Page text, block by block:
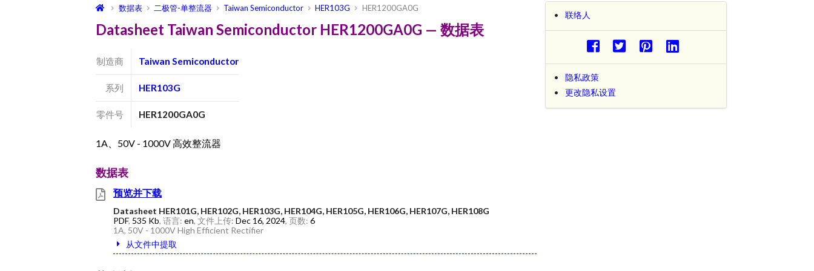
数据表 二极管-单整流器 Taiwan Semiconductor HER103G HER1200GA0G
Datasheet Taiwan Semiconductor HER1200GA0G — 数据表
制造商 Taiwan Semiconductor
系列 HER103G
零件号 HER1200GA0G
1A、50V - 1000V 高效整流器
数据表
预览并下载
Datasheet HER101G, HER102G, HER103G, HER104G, HER105G, HER106G, HER107G, HER108G
PDF, 535 Kb, 语言: en, 文件上传: Dec 16, 2024, 页数: 6
1A, 50V - 1000V High Efficient Rectifier
从文件中提取
联络人
隐私政策
更改隐私设置